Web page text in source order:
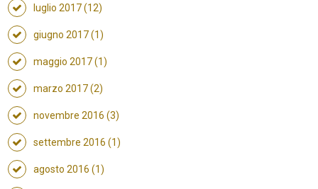
luglio 2017 (12)
giugno 2017 (1)
maggio 2017 (1)
marzo 2017 (2)
novembre 2016 (3)
settembre 2016 (1)
agosto 2016 (1)